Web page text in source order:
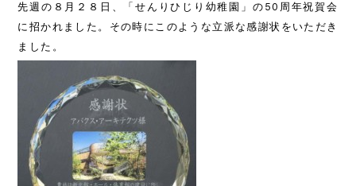
先週の８月２８日、「せんりひじり幼稚園」の50周年祝賀会
に招かれました。その時にこのような立派な感謝状をいただき
ました。